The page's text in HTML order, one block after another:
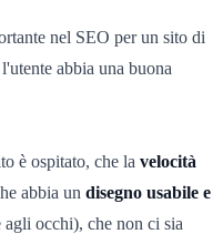
nel SEO per un sito di
abbia una buona
è ospitato, che la velocità
abbia un disegno usabile e
occhi), che non ci sia